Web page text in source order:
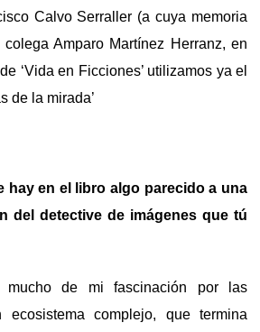
Calvo Serraller (a cuya memoria
Amparo Martínez Herranz, en
‘Vida en Ficciones’ utilizamos ya el
de la mirada’
hay en el libro algo parecido a una
del detective de imágenes que tú
mucho de mi fascinación por las
ecosistema complejo, que termina